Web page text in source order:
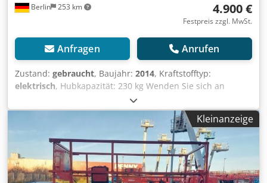
Berlin 253 km 4.900 €
Festpreis zzgl. MwSt.
Anfragen Anrufen
Zustand: gebraucht, Baujahr: 2014, Kraftstofftyp:
elektrisch, Hubkapazität: 230 kg Wenden Sie sich an
Gebrauchtgeräte Center, um weitere Informationen zu
erhalten. Chsdpfxszfk D Ue Aa Eoa DE01
Kleinanzeige